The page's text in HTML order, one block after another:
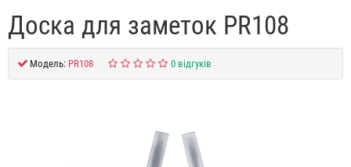
Доска для заметок PR108
Модель: PR108 0 відгуків